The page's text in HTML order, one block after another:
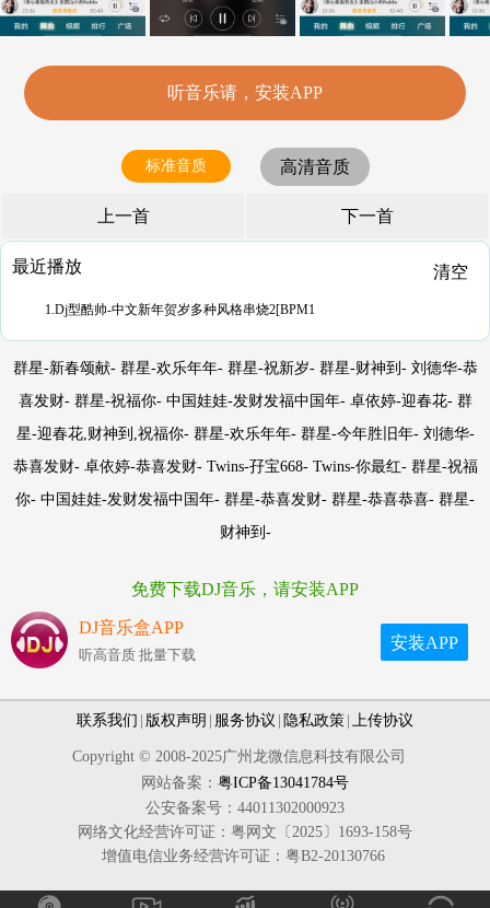
听音乐请，安装APP
标准音质 高清音质
上一首 下一首
最近播放 清空
1.Dj型酷帅-中文新年贺岁多种风格串烧2[BPM1
群星-新春颂献- 群星-欢乐年年- 群星-祝新岁- 群星-财神到- 刘德华-恭
喜发财- 群星-祝福你- 中国娃娃-发财发福中国年- 卓依婷-迎春花- 群
星-迎春花,财神到,祝福你- 群星-欢乐年年- 群星-今年胜旧年- 刘德华-
恭喜发财- 卓依婷-恭喜发财- Twins-孖宝668- Twins-你最红- 群星-祝福
你- 中国娃娃-发财发福中国年- 群星-恭喜发财- 群星-恭喜恭喜- 群星-
财神到-
免费下载DJ音乐，请安装APP
DJ音乐盒APP
听高音质 批量下载
安装APP
联系我们 版权声明 服务协议 隐私政策 上传协议
Copyright © 2008-2025广州龙微信息科技有限公司
网站备案： 粤ICP备13041784号
公安备案号：44011302000923
网络文化经营许可证：粤网文〔2025〕1693-158号
增值电信业务经营许可证：粤B2-20130766